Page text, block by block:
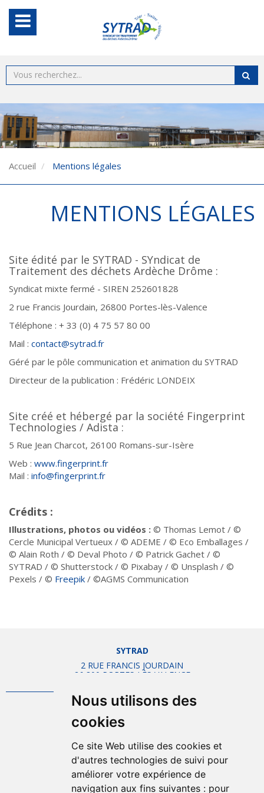
Nous utilisons des
cookies
Ce site Web utilise des cookies et
d'autres technologies de suivi pour
améliorer votre expérience de
navigation aux fins suivantes : pour
Accueil Mentions légales
MENTIONS LÉGALES
Site édité par le SYTRAD - SYndicat de
Traitement des déchets Ardèche Drôme :
Syndicat mixte fermé - SIREN 252601828
2 rue Francis Jourdain, 26800 Portes-lès-Valence
Téléphone : + 33 (0) 4 75 57 80 00
Mail : contact@sytrad.fr
Géré par le pôle communication et animation du SYTRAD
Directeur de la publication : Frédéric LONDEIX
Site créé et hébergé par la société Fingerprint
Technologies / Adista :
5 Rue Jean Charcot, 26100 Romans-sur-Isère
Web : www.fingerprint.fr
Mail : info@fingerprint.fr
Crédits :
Illustrations, photos ou vidéos : © Thomas Lemot / ©
Cercle Municipal Vertueux / © ADEME / © Eco Emballages /
© Alain Roth / © Deval Photo / © Patrick Gachet / ©
SYTRAD / © Shutterstock / © Pixabay / © Unsplash / ©
Pexels / © Freepik / ©AGMS Communication
SYTRAD
2 RUE FRANCIS JOURDAIN
26 800 PORTES-LÈS-VALENCE
Mentions légales
Plan d'accès
Plan du site
Offres d'emplois
Politique de confidentialité
Gestion des cookies